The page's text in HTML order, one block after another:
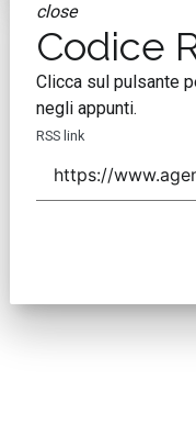
close
Codice
Clicca sul pulsante
negli appunti.
RSS link